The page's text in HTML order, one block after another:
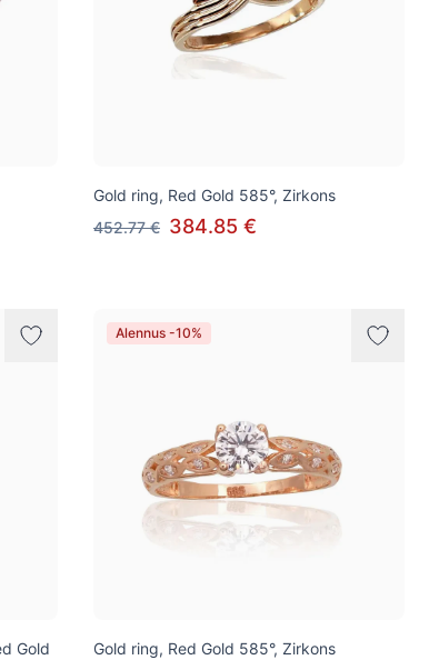
Gold ring, Red Gold 585°, Zirkons
452.77 € 384.85 €
Gold
Alennus -10%
Gold ring, Red Gold 585°, Zirkons